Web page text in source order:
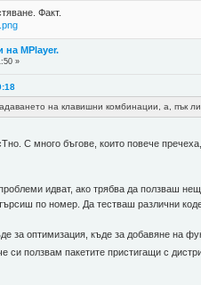
Факт.
MPlayer.
»
на клавишни комбинации, а, пък
С много бъгове, които повече
идват, ако трябва да ползваш
по номер. Да тестваш различни
за оптимизация, къде за добавяне на
си ползвам пакетите пристигащи с